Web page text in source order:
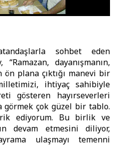
sohbet eden
dayanışmanın,
plana çıktığı manevi bir
ihtiyaç sahibiyle
gösteren hayırseverleri
çok güzel bir tablo.
ediyorum. Bu birlik ve
devam etmesini diliyor,
ulaşmayı temenni